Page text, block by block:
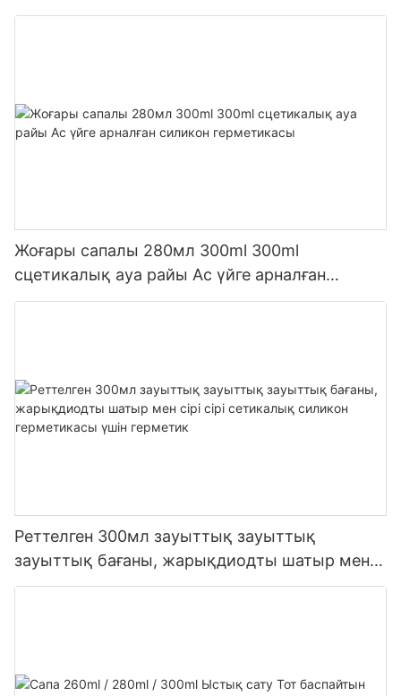
Жоғары сапалы 280мл 300ml 300ml
сцетикалық ауа райы Ас үйге арналған
силикон герметикасы
Реттелген 300мл зауыттық зауыттық
зауыттық бағаны, жарықдиодты шатыр мен
сірі сірі сетикалық силикон герметикасы үшін